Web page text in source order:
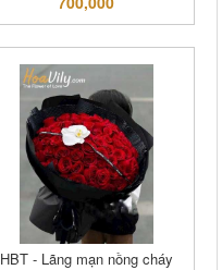
HBT - Lãng mạn nồng cháy